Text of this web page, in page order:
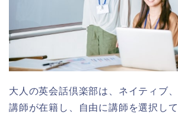
大人の英会話倶楽部は、ネイティブ
講師が在籍し、自由に講師を選択し